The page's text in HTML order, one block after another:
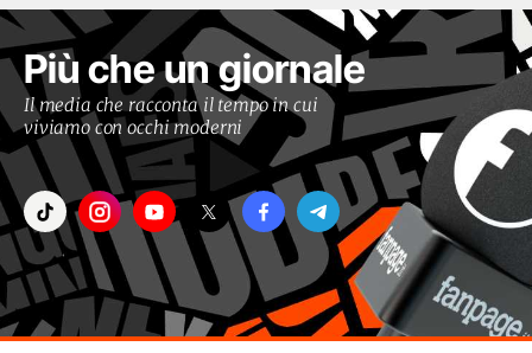
Più che un giornale
Il media che racconta il tempo in cui
viviamo con occhi moderni